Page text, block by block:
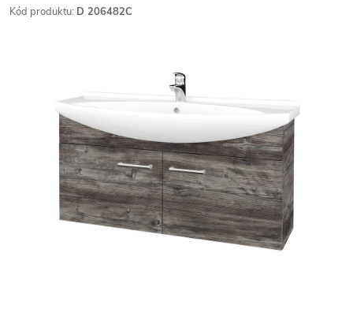
Kód produktu: D 206482C